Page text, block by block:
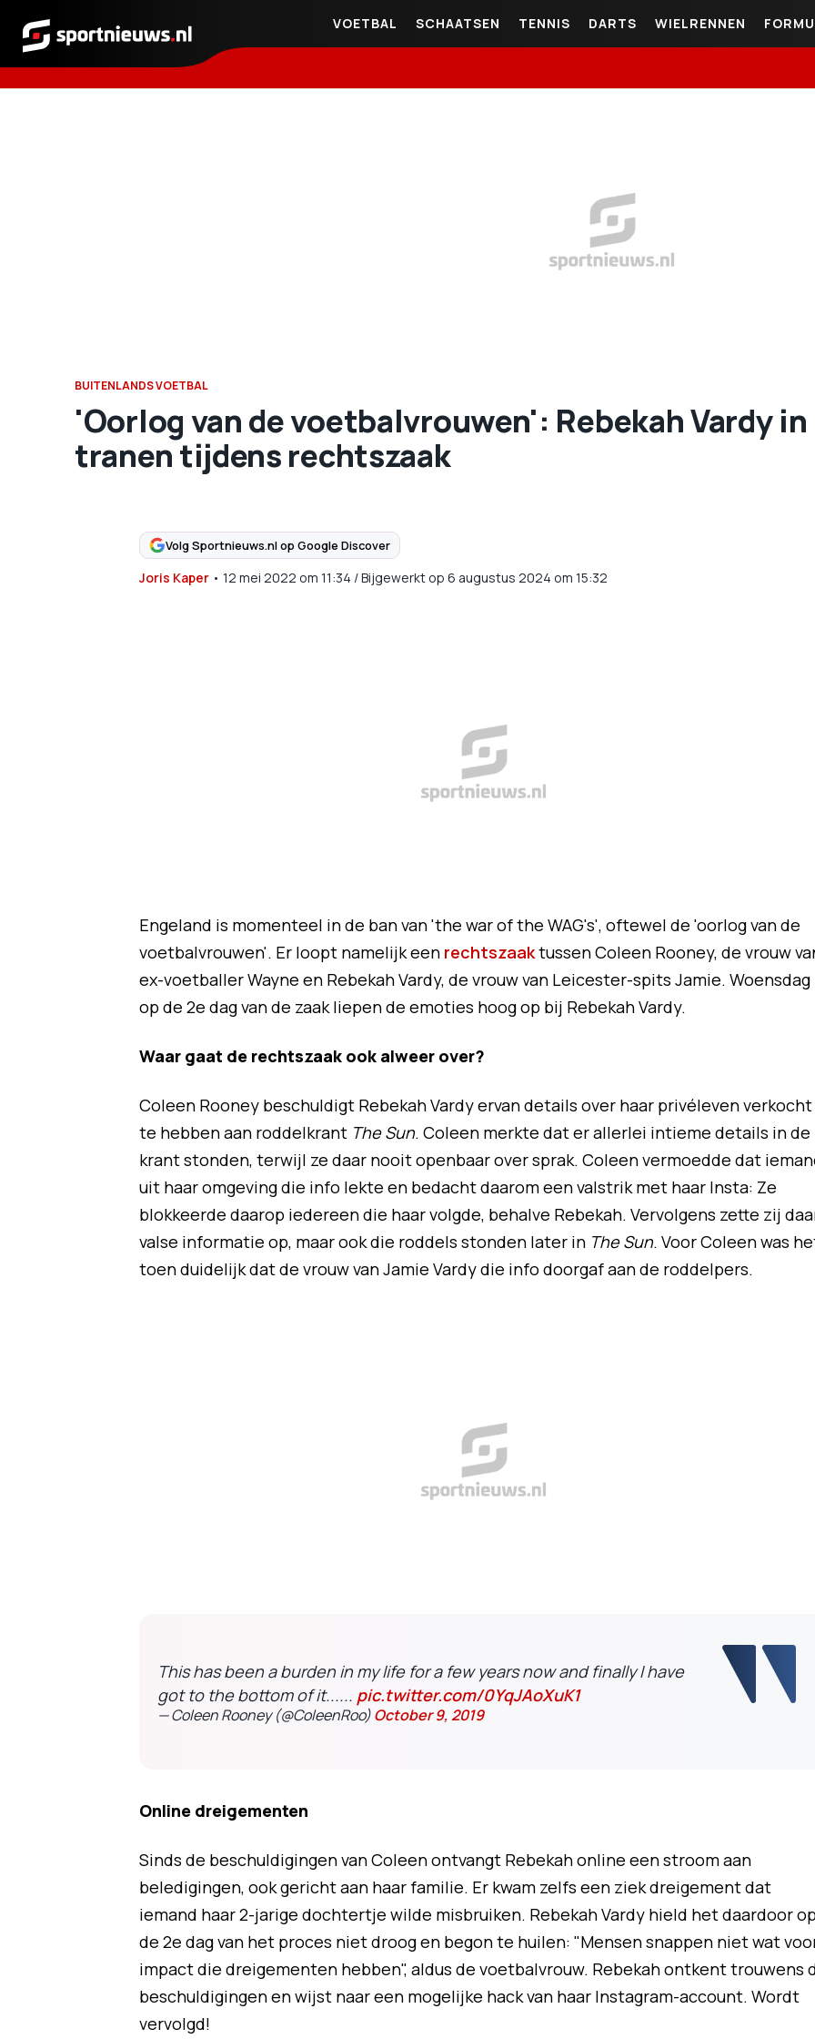
Sportnieuws.nl
VOETBAL SCHAATSEN TENNIS DARTS WIELRENNEN
BUITENLANDS VOETBAL
'Oorlog van de voetbalvrouwen': Rebekah Vardy in
tranen tijdens rechtszaak
Volg Sportnieuws.nl op Google Discover
Joris Kaper• 12 mei 2022 om 11:34 /Bijgewerkt op 6 augustus 2024 om 15:32
Engeland is momenteel in de ban van 'the war of the WAG's', oftewel de 'oorlog van de
voetbalvrouwen'. Er loopt namelijk een rechtszaaktussen Coleen Rooney, de vrouw
ex-voetballer Wayne en Rebekah Vardy, de vrouw van Leicester-spits Jamie. Woensdag
op de 2e dag van de zaak liepen de emoties hoog op bij Rebekah Vardy.
Waar gaat de rechtszaak ook alweer over?
Coleen Rooney beschuldigt Rebekah Vardy ervan details over haar privéleven verkocht
te hebben aan roddelkrant The Sun. Coleen merkte dat er allerlei intieme details in de
krant stonden, terwijl ze daar nooit openbaar over sprak. Coleen vermoedde dat
uit haar omgeving die info lekte en bedacht daarom een valstrik met haar Insta: Ze
blokkeerde daarop iedereen die haar volgde, behalve Rebekah. Vervolgens zette zij
valse informatie op, maar ook die roddels stonden later in The Sun. Voor Coleen was
toen duidelijk dat de vrouw van Jamie Vardy die info doorgaf aan de roddelpers.
This has been a burden in my life for a few years now and finally I have
got to the bottom of it...... pic.twitter.com/0YqJAoXuK1
— Coleen Rooney (@ColeenRoo)October 9, 2019
Online dreigementen
Sinds de beschuldigingen van Coleen ontvangt Rebekah online een stroom aan
beledigingen, ook gericht aan haar familie. Er kwam zelfs een ziek dreigement dat
iemand haar 2-jarige dochtertje wilde misbruiken. Rebekah Vardy hield het daardoor
de 2e dag van het proces niet droog en begon te huilen: "Mensen snappen niet wat
impact die dreigementen hebben", aldus de voetbalvrouw. Rebekah ontkent trouwens
beschuldigingen en wijst naar een mogelijke hack van haar Instagram-account. Wordt
vervolgd!